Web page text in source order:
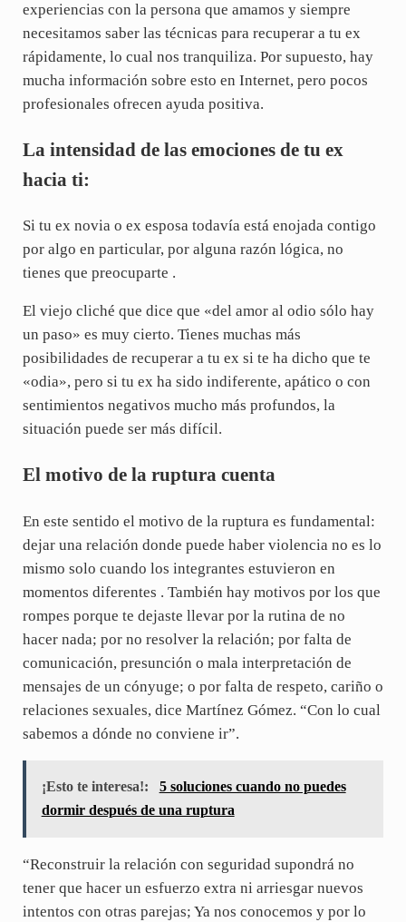
experiencias con la persona que amamos y siempre
necesitamos saber las técnicas para recuperar a tu ex
rápidamente, lo cual nos tranquiliza. Por supuesto, hay
mucha información sobre esto en Internet, pero pocos
profesionales ofrecen ayuda positiva.
La intensidad de las emociones de tu ex
hacia ti:
Si tu ex novia o ex esposa todavía está enojada contigo
por algo en particular, por alguna razón lógica, no
tienes que preocuparte .
El viejo cliché que dice que «del amor al odio sólo hay
un paso» es muy cierto. Tienes muchas más
posibilidades de recuperar a tu ex si te ha dicho que te
«odia», pero si tu ex ha sido indiferente, apático o con
sentimientos negativos mucho más profundos, la
situación puede ser más difícil.
El motivo de la ruptura cuenta
En este sentido el motivo de la ruptura es fundamental:
dejar una relación donde puede haber violencia no es lo
mismo solo cuando los integrantes estuvieron en
momentos diferentes . También hay motivos por los que
rompes porque te dejaste llevar por la rutina de no
hacer nada; por no resolver la relación; por falta de
comunicación, presunción o mala interpretación de
mensajes de un cónyuge; o por falta de respeto, cariño o
relaciones sexuales, dice Martínez Gómez. “Con lo cual
sabemos a dónde no conviene ir”.
¡Esto te interesa!:
5 soluciones cuando no puedes
dormir después de una ruptura
“Reconstruir la relación con seguridad supondrá no
tener que hacer un esfuerzo extra ni arriesgar nuevos
intentos con otras parejas; Ya nos conocemos y por lo